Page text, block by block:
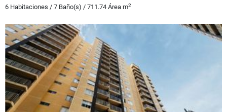
6 Habitaciones / 7 Baño(s) / 711.74 Área m2